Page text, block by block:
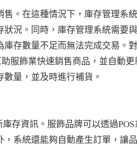
。在這種情況下，庫存管理系
況。同時，庫存管理系統需要
存數量不足而無法完成交易。
服飾業快速銷售商品，並自動更
量，並及時進行補貨。
存資訊。服飾品牌可以透過POS
系統還能夠自動產生訂單，讓